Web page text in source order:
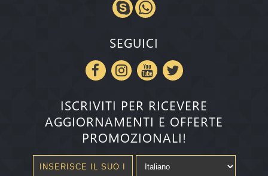
SEGUICI
ISCRIVITI PER RICEVERE
AGGIORNAMENTI E OFFERTE
PROMOZIONALI!